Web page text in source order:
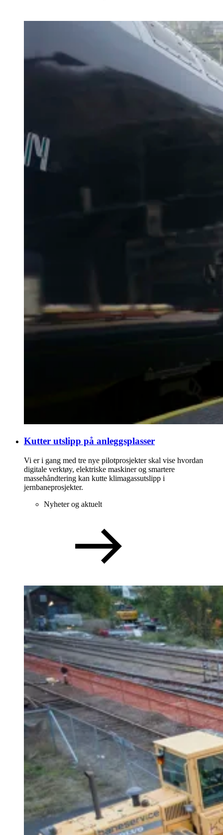
Kutter utslipp på anleggsplasser
Vi er i gang med tre nye pilotprosjekter skal vise hvordan
digitale verktøy, elektriske maskiner og smartere
massehåndtering kan kutte klimagassutslipp i
jernbaneprosjekter.
Nyheter og aktuelt